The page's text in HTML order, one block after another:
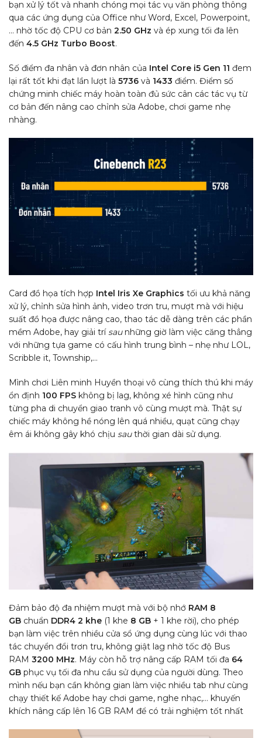
bạn xử lý tốt và nhanh chóng mọi tác vụ văn phòng thông
qua các ứng dụng của Office như Word, Excel, Powerpoint,
… nhờ tốc độ CPU cơ bản 2.50 GHz và ép xung tối đa lên
đến 4.5 GHz Turbo Boost.
Số điểm đa nhân và đơn nhân của Intel Core i5 Gen 11 đem
lại rất tốt khi đạt lần lượt là 5736 và 1433 điểm. Điểm số
chứng minh chiếc máy hoàn toàn đủ sức cân các tác vụ từ
cơ bản đến nâng cao chỉnh sửa Adobe, chơi game nhẹ
nhàng.
Card đồ họa tích hợp Intel Iris Xe Graphics tối ưu khả năng
xử lý, chỉnh sửa hình ảnh, video trơn tru, mượt mà với hiệu
suất đồ họa được nâng cao, thao tác dễ dàng trên các phần
mềm Adobe, hay giải trísau những giờ làm việc căng thẳng
với những tựa game có cấu hình trung bình – nhẹ như LOL,
Scribble it, Township,…
Mình chơi Liên minh Huyền thoại vô cùng thích thú khi máy
ổn định 100 FPS không bị lag, không xé hình cũng như
từng pha di chuyển giao tranh vô cùng mượt mà. Thật sự
chiếc máy không hề nóng lên quá nhiều, quạt cũng chạy
êm ái không gây khó chịu sauthời gian dài sử dụng.
Đảm bảo độ đa nhiệm mượt mà với bộ nhớ RAM 8
GB chuẩn DDR4 2 khe (1 khe 8 GB + 1 khe rời), cho phép
bạn làm việc trên nhiều cửa sổ ứng dụng cùng lúc với thao
tác chuyển đổi trơn tru, không giật lag nhờ tốc độ Bus
RAM 3200 MHz. Máy còn hỗ trợ nâng cấp RAM tối đa 64
GB phục vụ tối đa nhu cầu sử dụng của người dùng. Theo
mình nếu bạn cần không gian làm việc nhiều tab như cùng
chạy thiết kế Adobe hay chơi game, nghe nhạc,… khuyến
khích nâng cấp lên 16 GB RAM để có trải nghiệm tốt nhất